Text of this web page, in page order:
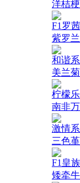
洋桔梗
F1罗
紫罗
和谐系
美兰
柠檬
南非万
激情系
三色
F1皇
矮牵牛